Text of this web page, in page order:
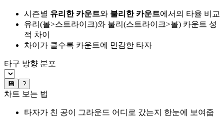
시즌별 유리한 카운트와 불리한 카운트에서의 타율 비교
유리(볼>스트라이크)와 불리(스트라이크>볼) 카운트 성
적 차이
차이가 클수록 카운트에 민감한 타자
타구 방향 분포
💾 ?
차트 보는 법
타자가 친 공이 그라운드 어디로 갔는지 한눈에 보여줍